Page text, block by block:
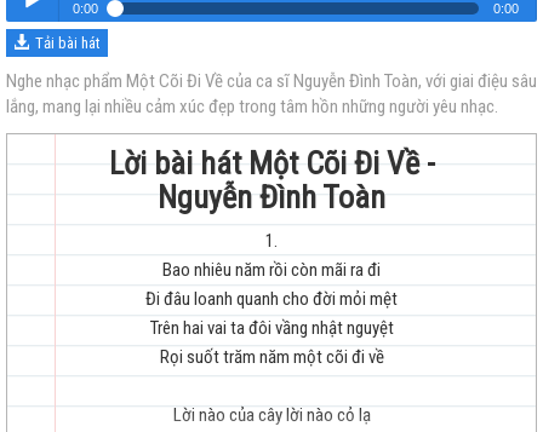
Nghe
0:00 0:00
Một Cõi Đi Về
Tải bài hát
Nghe nhạc phẩm Một Cõi Đi Về của ca sĩ Nguyễn Đình Toàn, với giai điệu sâu
lắng, mang lại nhiều cảm xúc đẹp trong tâm hồn những người yêu nhạc.
Lời bài hát Một Cõi Đi Về -
Nguyễn Đình Toàn
1.
Bao nhiêu năm rồi còn mãi ra đi
Đi đâu loanh quanh cho đời mỏi mệt
Trên hai vai ta đôi vầng nhật nguyệt
Rọi suốt trăm năm một cõi đi về
Lời nào của cây lời nào cỏ lạ